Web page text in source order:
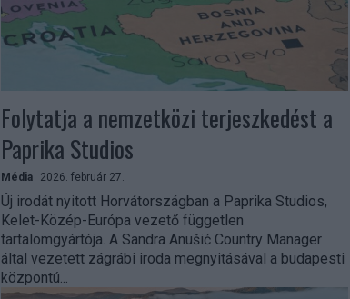
Folytatja a nemzetközi terjeszkedést a
Paprika Studios
Média 2026. február 27.
Új irodát nyitott Horvátországban a Paprika Studios,
Kelet-Közép-Európa vezető független
tartalomgyártója. A Sandra Anušić Country Manager
által vezetett zágrábi iroda megnyitásával a budapesti
központú...